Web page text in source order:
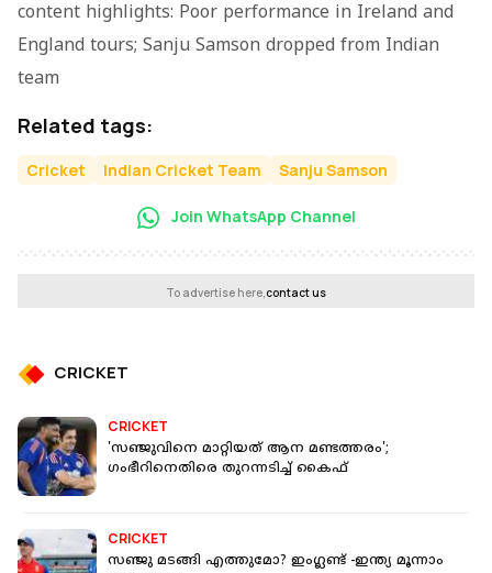
content highlights: Poor performance in Ireland and
England tours; Sanju Samson dropped from Indian
team
Related tags:
Cricket Indian Cricket Team Sanju Samson
Join WhatsApp Channel
To advertise here, contact us
CRICKET
CRICKET
'സഞ്ജുവിനെ മാറ്റിയത് ആന മണ്ടത്തരം';
ഗംഭീറിനെതിരെ തുറന്നടിച്ച് കൈഫ്
CRICKET
സഞ്ജു മടങ്ങി എത്തുമോ? ഇംഗ്ലണ്ട് -ഇന്ത്യ മൂന്നാം